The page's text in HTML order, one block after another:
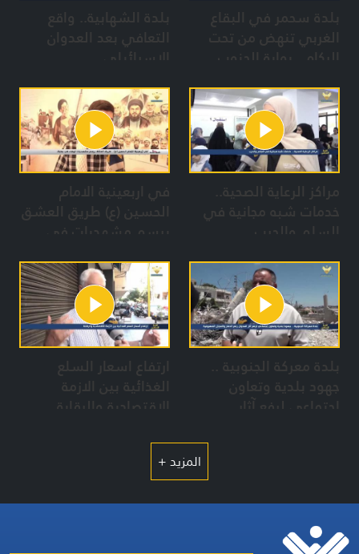
بلدة سحمر في البقاع
الغربي تنهض من تحت
الركام.. بوابة الجنوب
العدوان
بلدة الشهابية.. واقع
التعافي بعد العدوان
مراكز الرعاية الصحية..
خدمات شبه مجانية في
السلم والحرب
في اربعينية الامام
الحسين (ع) طريق العشق
يرسم مشهديات في
بلدة معركة الجنوبية ..
جهود بلدية وتعاون
إجتماعي لرفع آثار
ارتفاع اسعار السلع
الغذائية بين الازمة
الاقتصادية والرقابة
المزيد +